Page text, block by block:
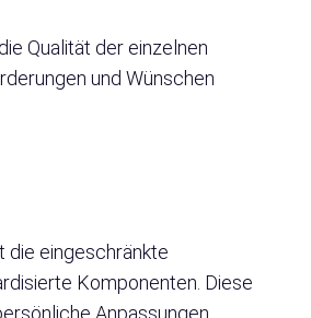
Qualität der einzelnen
und Wünschen
die eingeschränkte
Komponenten. Diese
Anpassungen.